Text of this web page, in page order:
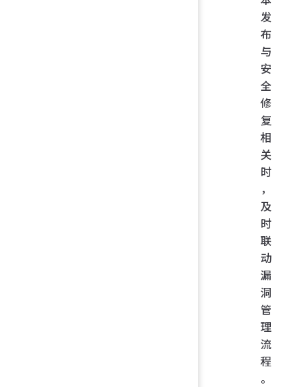
发
布
与
安
全
修
复
相
关
时
，
及
时
联
动
漏
洞
管
理
流
程
。